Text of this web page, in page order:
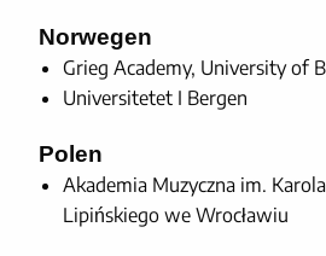
Norwegen
Grieg Academy, University of
Universitetet I Bergen
Polen
Akademia Muzyczna im. Karola
Lipińskiego we Wrocławiu